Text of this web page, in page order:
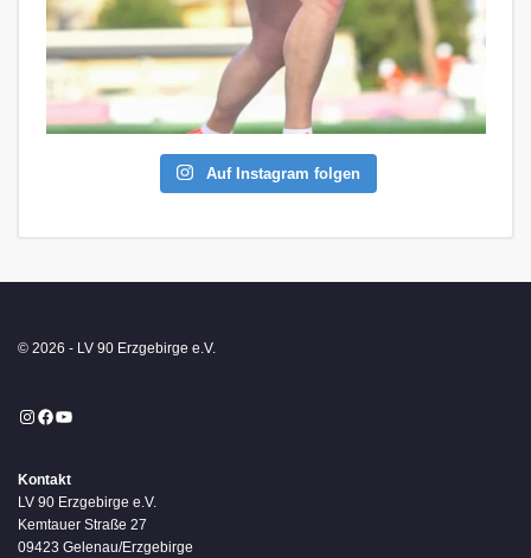
Auf Instagram folgen
© 2026 - LV 90 Erzgebirge e.V.
Instagram
Facebook
YouTube
Kontakt
LV 90 Erzgebirge e.V.
Kemtauer Straße 27
09423 Gelenau/Erzgebirge